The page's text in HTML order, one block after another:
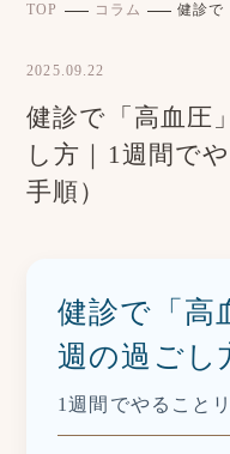
TOP コラム 健診で
2025.09.22
健診で「高血圧
し方｜1週間で
手順）
健診で「高
週の過ごし
1週間でやること